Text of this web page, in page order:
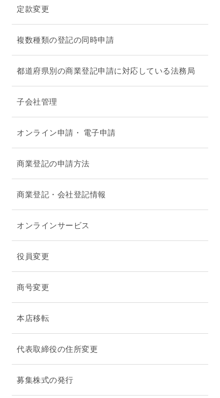
定款変更
複数種類の登記の同時申請
都道府県別の商業登記申請に対応している法務局
子会社管理
オンライン申請・ 電子申請
商業登記の申請方法
商業登記・会社登記情報
オンラインサービス
役員変更
商号変更
本店移転
代表取締役の住所変更
募集株式の発行